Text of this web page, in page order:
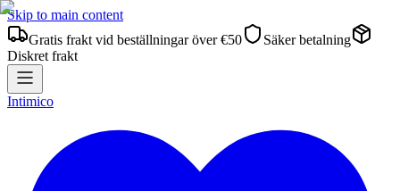
Skip to main content
Gratis frakt vid beställningar över €50
Säker betalning
Diskret frakt
Intimico